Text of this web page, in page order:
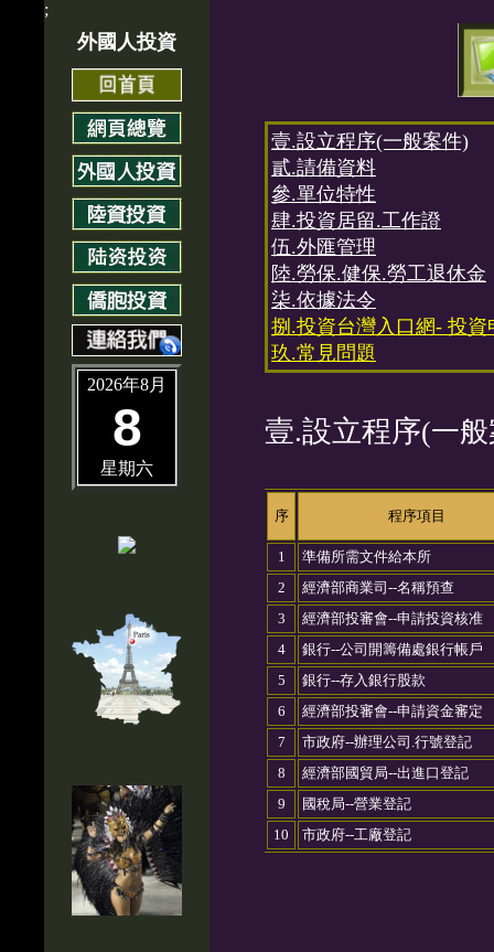
;
外國人投資
2026年8月
8
星期六
壹.設立程序(一般案件)
貳.請備資料
參.單位特性
肆.投資居留.工作證
伍.外匯管理
陸.勞保.健保.勞工退休金
柒.依據法令
捌.投資台灣入口網- 投資
玖.常見問題
壹.設立程序(一
序 程序項目
1
準備所需文件給本所
2
經濟部商業司--名稱預查
3
經濟部投審會--申請投資核准
4
銀行--公司開籌備處銀行帳戶
5
銀行--存入銀行股款
6
經濟部投審會--申請資金審定
7
市政府--辦理公司.行號登記
8
經濟部國貿局--出進口登記
9
國稅局--營業登記
10
市政府--工廠登記